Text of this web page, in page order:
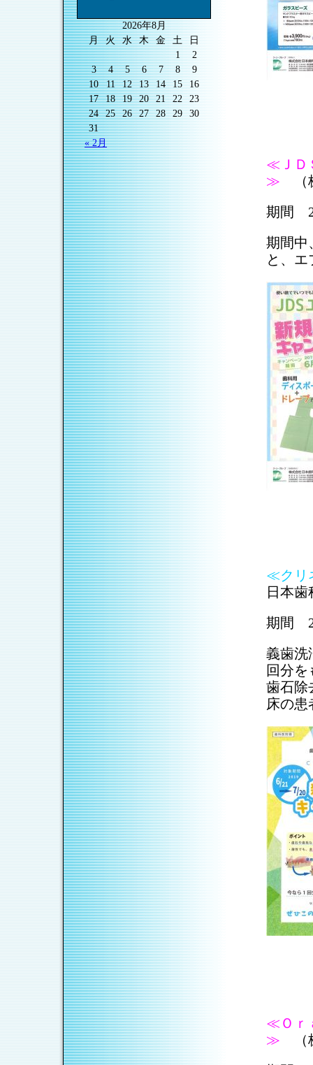
2026年8月
月
火 水 木 金 土
日
1
2
3
4 5 6 7 8
9
10
11 12 13 14 15
16
17
18 19 20 21 22
23
24
25 26 27 28 29
30
31
« 2月
≪ＪＤ
≫ （
期間
期間中
と、
≪クリ
日本歯
期間
義歯洗
回分
歯石除
床の患
≪Ｏｒ
≫ （